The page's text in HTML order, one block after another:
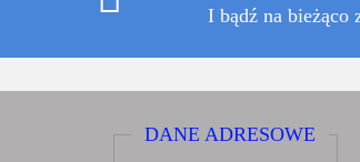
I bądź na bieżąco
DANE ADRESOWE